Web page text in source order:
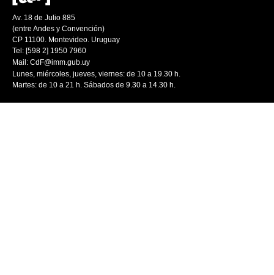
Av. 18 de Julio 885
(entre Andes y Convención)
CP 11100. Montevideo. Uruguay
Tel: [598 2] 1950 7960
Mail: CdF@imm.gub.uy
Lunes, miércoles, jueves, viernes: de 10 a 19.30 h.
Martes: de 10 a 21 h. Sábados de 9.30 a 14.30 h.